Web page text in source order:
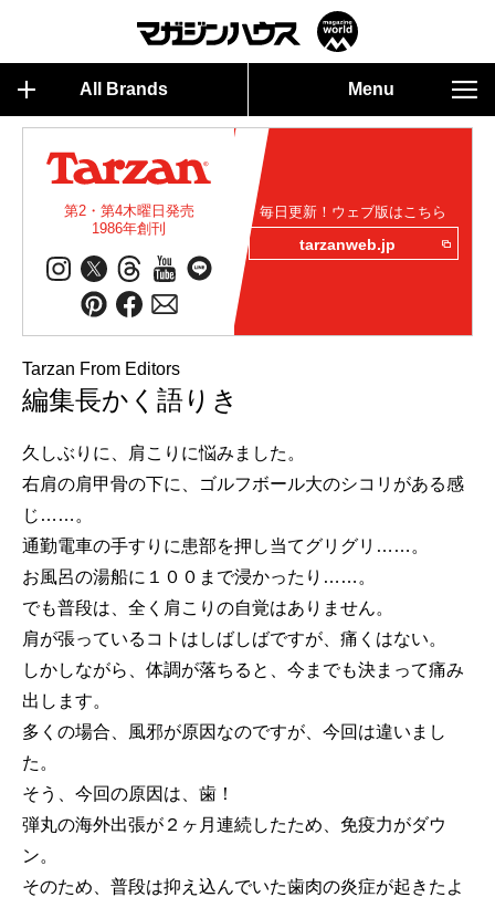
All Brands Menu
第2・第4木曜日発売
1986年創刊
毎日更新！ウェブ版はこちら
tarzanweb.jp
Tarzan From Editors
編集長かく語りき
久しぶりに、肩こりに悩みました。
右肩の肩甲骨の下に、ゴルフボール大のシコリがある感
じ……。
通勤電車の手すりに患部を押し当てグリグリ……。
お風呂の湯船に１００まで浸かったり……。
でも普段は、全く肩こりの自覚はありません。
肩が張っているコトはしばしばですが、痛くはない。
しかしながら、体調が落ちると、今までも決まって痛み
出します。
多くの場合、風邪が原因なのですが、今回は違いまし
た。
そう、今回の原因は、歯！
弾丸の海外出張が２ヶ月連続したため、免疫力がダウ
ン。
そのため、普段は抑え込んでいた歯肉の炎症が起きたよ